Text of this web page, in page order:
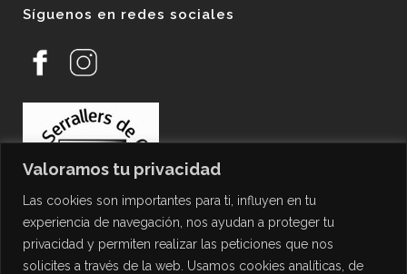
Valoramos tu privacidad
Las cookies son importantes para ti, influyen en tu
experiencia de navegación, nos ayudan a proteger tu
privacidad y permiten realizar las peticiones que nos
solicites a través de la web. Usamos cookies analíticas, de
Síguenos en redes sociales